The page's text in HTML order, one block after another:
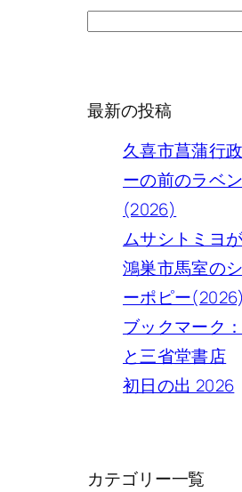
最新の投稿
久喜市菖蒲行
ーの前のラベ
(2026)
ムサシトミヨ
鴻巣市馬室の
ーポピー(2026)
ブックマーク
と三省堂書店
初日の出 2026
カテゴリー一覧